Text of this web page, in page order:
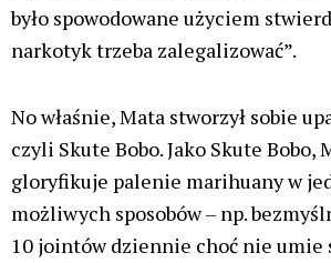
było spowodowane użyciem
narkotyk trzeba zalegalizować”.
No właśnie, Mata stworzył sobie
czyli Skute Bobo. Jako Skute Bobo,
gloryfikuje palenie marihuany w
możliwych sposobów – np.
10 jointów dziennie choć nie umie